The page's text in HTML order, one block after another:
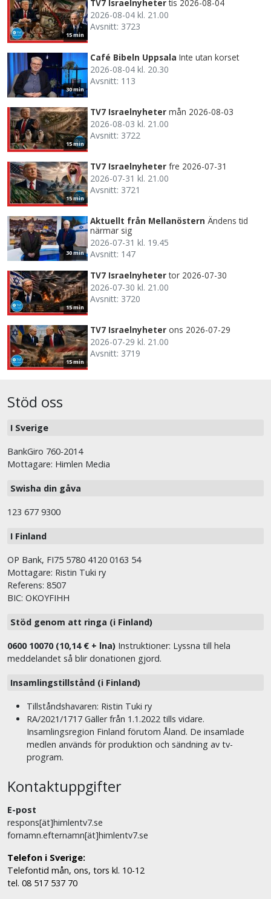
15 min
TV7 Israelnyheter tis 2026-08-04
2026-08-04 kl. 21.00
Avsnitt: 3723
30 min
Café Bibeln Uppsala Inte utan korset
2026-08-04 kl. 20.30
Avsnitt: 113
15 min
TV7 Israelnyheter mån 2026-08-03
2026-08-03 kl. 21.00
Avsnitt: 3722
15 min
TV7 Israelnyheter fre 2026-07-31
2026-07-31 kl. 21.00
Avsnitt: 3721
30 min
Aktuellt från Mellanöstern Ändens tid
närmar sig
2026-07-31 kl. 19.45
Avsnitt: 147
15 min
TV7 Israelnyheter tor 2026-07-30
2026-07-30 kl. 21.00
Avsnitt: 3720
15 min
TV7 Israelnyheter ons 2026-07-29
2026-07-29 kl. 21.00
Avsnitt: 3719
Stöd oss
I Sverige
BankGiro 760-2014
Mottagare: Himlen Media
Swisha din gåva
123 677 9300
I Finland
OP Bank, FI75 5780 4120 0163 54
Mottagare: Ristin Tuki ry
Referens: 8507
BIC: OKOYFIHH
Stöd genom att ringa (i Finland)
0600 10070 (10,14 € + lna) Instruktioner: Lyssna till hela
meddelandet så blir donationen gjord.
Insamlingstillstånd (i Finland)
Tillståndshavaren: Ristin Tuki ry
RA/2021/1717 Gäller från 1.1.2022 tills vidare.
Insamlingsregion Finland förutom Åland. De insamlade
medlen används för produktion och sändning av tv-
program.
Kontaktuppgifter
E-post
respons[ät]himlentv7.se
fornamn.efternamn[ät]himlentv7.se
Telefon i Sverige:
Telefontid mån, ons, tors kl. 10-12
tel. 08 517 537 70